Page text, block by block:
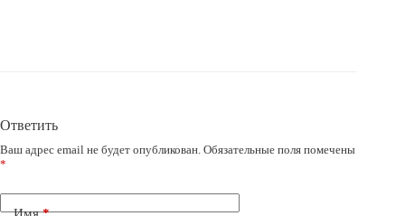
Ответить
Ваш адрес email не будет опубликован. Обязательные поля помечены
*